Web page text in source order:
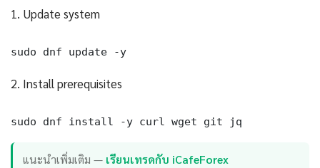
1. Update system
sudo dnf update -y
2. Install prerequisites
sudo dnf install -y curl wget git jq
แนะนำเพิ่มเติม — เรียนเทรดกับ iCafeForex